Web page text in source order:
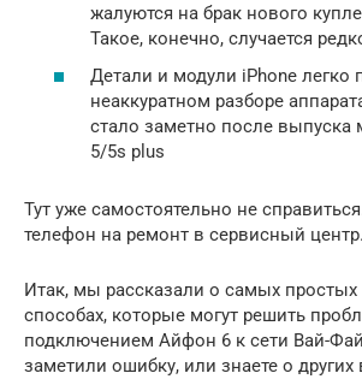
жалуются на брак нового
Такое, конечно, случается
Детали и модули iPhone легко
неаккуратном разборе
стало заметно после выпуска
5/5s plus
Тут уже самостоятельно не
телефон на ремонт в сервисный центр.
Итак, мы рассказали о самых
способах, которые могут решить
подключением Айфон 6 к сети Вай-
заметили ошибку, или знаете о других